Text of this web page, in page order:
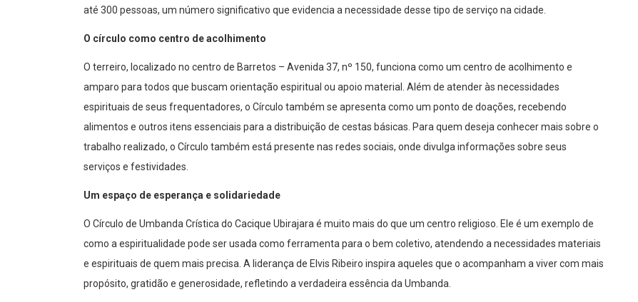
até 300 pessoas, um número significativo que evidencia a necessidade desse tipo de serviço na cidade.
O círculo como centro de acolhimento
O terreiro, localizado no centro de Barretos – Avenida 37, nº 150, funciona como um centro de acolhimento e
amparo para todos que buscam orientação espiritual ou apoio material. Além de atender às necessidades
espirituais de seus frequentadores, o Círculo também se apresenta como um ponto de doações, recebendo
alimentos e outros itens essenciais para a distribuição de cestas básicas. Para quem deseja conhecer mais sobre o
trabalho realizado, o Círculo também está presente nas redes sociais, onde divulga informações sobre seus
serviços e festividades.
Um espaço de esperança e solidariedade
O Círculo de Umbanda Crística do Cacique Ubirajara é muito mais do que um centro religioso. Ele é um exemplo de
como a espiritualidade pode ser usada como ferramenta para o bem coletivo, atendendo a necessidades materiais
e espirituais de quem mais precisa. A liderança de Elvis Ribeiro inspira aqueles que o acompanham a viver com mais
propósito, gratidão e generosidade, refletindo a verdadeira essência da Umbanda.